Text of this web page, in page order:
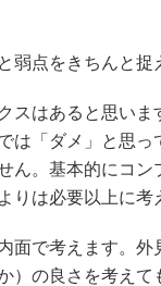
点をきちんと捉
スはあると思いま
は「ダメ」と思
ん。基本的にコ
りは必要以上に考
面で考えます。外
）の良さを考え